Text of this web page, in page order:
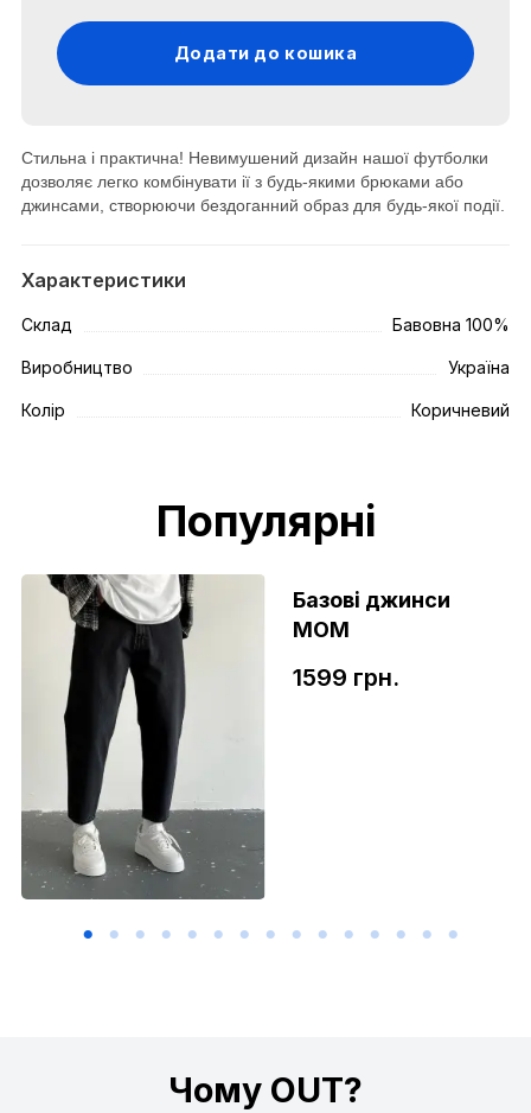
Додати до кошика
Стильна і практична! Невимушений дизайн нашої футболки
дозволяє легко комбінувати ії з будь-якими брюками або
джинсами, створюючи бездоганний образ для будь-якої події.
Характеристики
Склад Бавовна 100%
Виробництво Україна
Колір Коричневий
Популярні
Базові джинси
МОМ
1599 грн.
Чому OUT?